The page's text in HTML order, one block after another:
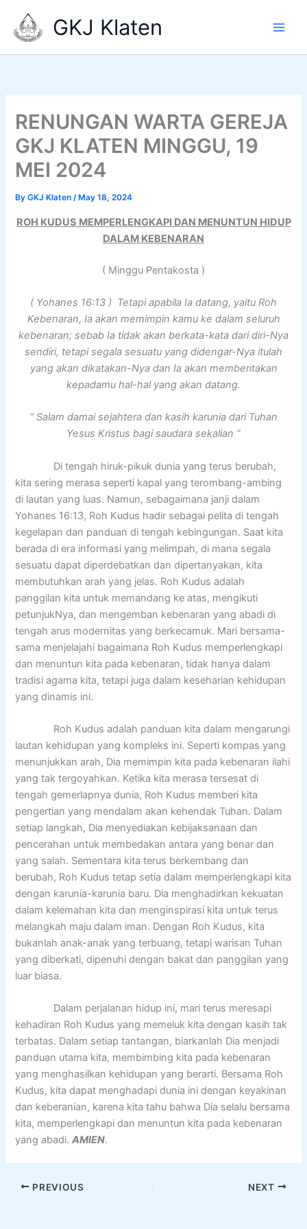
content
GKJ Klaten
RENUNGAN WARTA GEREJA
GKJ KLATEN MINGGU, 19
MEI 2024
ByGKJ Klaten/ May 18, 2024
ROH KUDUS MEMPERLENGKAPI DAN MENUNTUN HIDUP
DALAM KEBENARAN
( Minggu Pentakosta )
( Yohanes 16:13 ) Tetapi apabila Ia datang, yaitu Roh
Kebenaran, Ia akan memimpin kamu ke dalam seluruh
kebenaran; sebab Ia tidak akan berkata-kata dari diri-Nya
sendiri, tetapi segala sesuatu yang didengar-Nya itulah
yang akan dikatakan-Nya dan Ia akan memberitakan
kepadamu hal-hal yang akan datang.
“ Salam damai sejahtera dan kasih karunia dari Tuhan
Yesus Kristus bagi saudara sekalian “
Di tengah hiruk-pikuk dunia yang terus berubah,
kita sering merasa seperti kapal yang terombang-ambing
di lautan yang luas. Namun, sebagaimana janji dalam
Yohanes 16:13, Roh Kudus hadir sebagai pelita di tengah
kegelapan dan panduan di tengah kebingungan. Saat kita
berada di era informasi yang melimpah, di mana segala
sesuatu dapat diperdebatkan dan dipertanyakan, kita
membutuhkan arah yang jelas. Roh Kudus adalah
panggilan kita untuk memandang ke atas, mengikuti
petunjukNya, dan mengemban kebenaran yang abadi di
tengah arus modernitas yang berkecamuk. Mari bersama-
sama menjelajahi bagaimana Roh Kudus memperlengkapi
dan menuntun kita pada kebenaran, tidak hanya dalam
tradisi agama kita, tetapi juga dalam keseharian kehidupan
yang dinamis ini.
Roh Kudus adalah panduan kita dalam mengarungi
lautan kehidupan yang kompleks ini. Seperti kompas yang
menunjukkan arah, Dia memimpin kita pada kebenaran ilahi
yang tak tergoyahkan. Ketika kita merasa tersesat di
tengah gemerlapnya dunia, Roh Kudus memberi kita
pengertian yang mendalam akan kehendak Tuhan. Dalam
setiap langkah, Dia menyediakan kebijaksanaan dan
pencerahan untuk membedakan antara yang benar dan
yang salah. Sementara kita terus berkembang dan
berubah, Roh Kudus tetap setia dalam memperlengkapi kita
dengan karunia-karunia baru. Dia menghadirkan kekuatan
dalam kelemahan kita dan menginspirasi kita untuk terus
melangkah maju dalam iman. Dengan Roh Kudus, kita
bukanlah anak-anak yang terbuang, tetapi warisan Tuhan
yang diberkati, dipenuhi dengan bakat dan panggilan yang
luar biasa.
Dalam perjalanan hidup ini, mari terus meresapi
kehadiran Roh Kudus yang memeluk kita dengan kasih tak
terbatas. Dalam setiap tantangan, biarkanlah Dia menjadi
panduan utama kita, membimbing kita pada kebenaran
yang menghasilkan kehidupan yang berarti. Bersama Roh
Kudus, kita dapat menghadapi dunia ini dengan keyakinan
dan keberanian, karena kita tahu bahwa Dia selalu bersama
kita, memperlengkapi dan menuntun kita pada kebenaran
yang abadi.AMIEN.
PREVIOUS NEXT